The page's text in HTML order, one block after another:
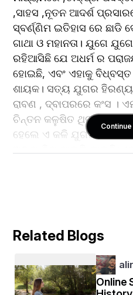
,ସାହସ ,ନୂତନ ଆଦର୍ଶ
ସ୍ବର୍ଣ୍ଣିମ ଇତିହାସ ରେ ଛାଡି
ଗାଥା ଓ ମହାନତା। ଯୁଗେ
ରହିଆସିଛି ଯେ ଅଧର୍ମ ର
ହୋଇଛି, ଏବଂ ଏହାକୁ
ଶାୟକ। ସତ୍ୟ ଯୁଗର
ରାବଣ , ଦ୍ବାପରରେ କଂସ ।
ଚିନ୍ତନ କଳୁଷିତ ଥିଲା ଅଥବା
ହେଲେ ଏ କଳି ଯୁଗର
ମଧ୍ୟରେ ସଂଗ୍ରାମ ନାହିଁ,
,ପରହାନୀ, ଏସବୁ କଣ ,
କରିଦେଲା ସେ ହୋଇଗଲା ଅସୁର
ଉନବିଂଶ ଶତାବ୍ଦୀ ରେ ଅଧର୍ମ
Related Blogs
Online